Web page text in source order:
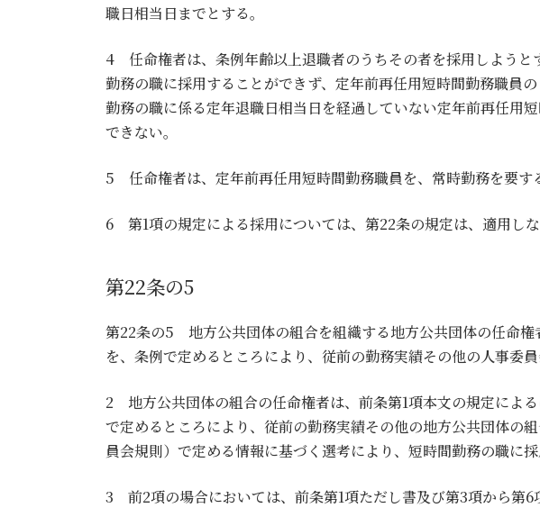
職日相当日までとする。
4 任命権者は、条例年齢以上退職者のうちその者を採用しよう
勤務の職に採用することができず、定年前再任用短時間勤務職員
勤務の職に係る定年退職日相当日を経過していない定年前再任用
できない。
5 任命権者は、定年前再任用短時間勤務職員を、常時勤務を要す
6 第1項の規定による採用については、第22条の規定は、適用しな
第22条の5
第22条の5 地方公共団体の組合を組織する地方公共団体の任命
を、条例で定めるところにより、従前の勤務実績その他の人事委
2 地方公共団体の組合の任命権者は、前条第1項本文の規定によ
で定めるところにより、従前の勤務実績その他の地方公共団体の
員会規則）で定める情報に基づく選考により、短時間勤務の職に採
3 前2項の場合においては、前条第1項ただし書及び第3項から第6